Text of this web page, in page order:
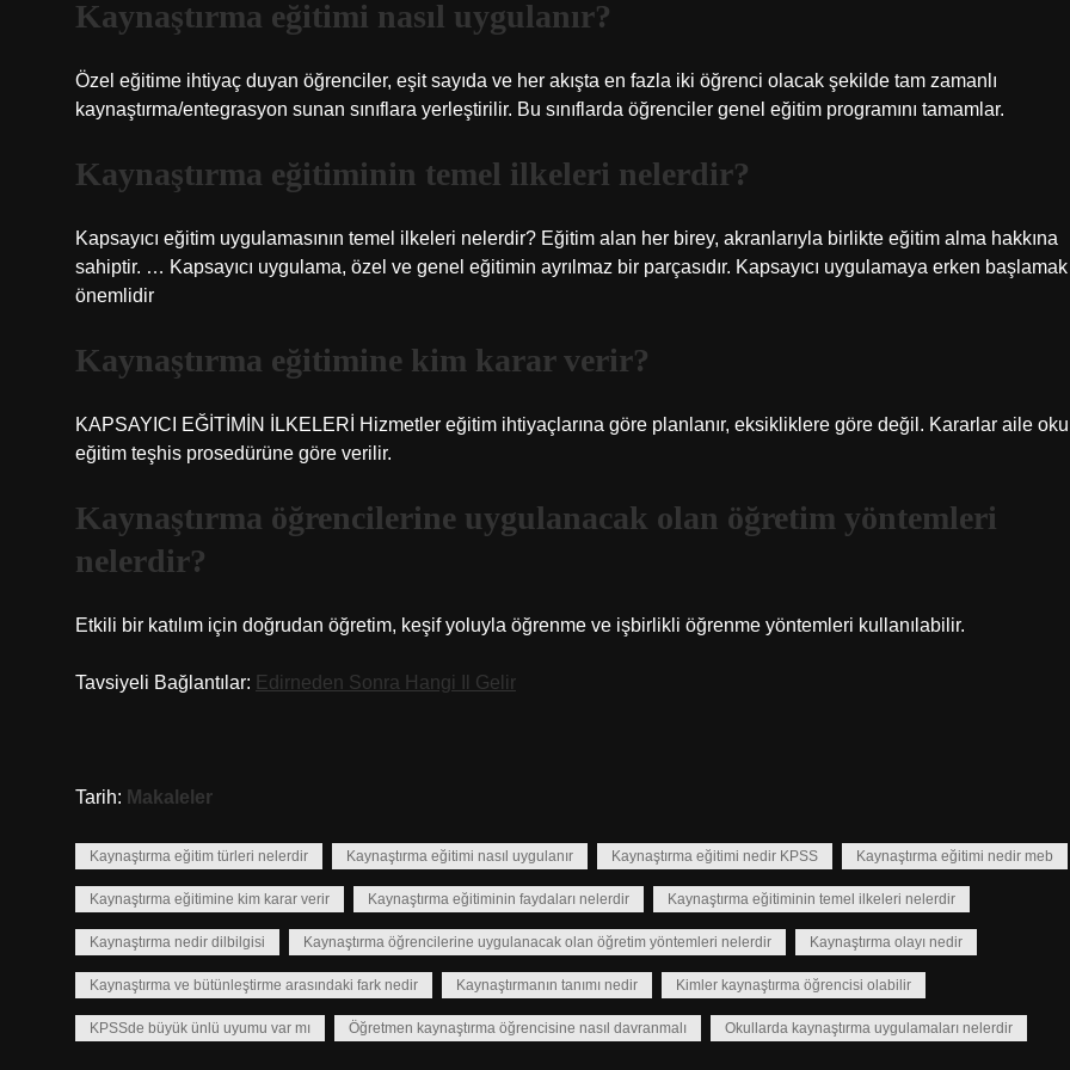
Kaynaştırma eğitimi nasıl uygulanır?
Özel eğitime ihtiyaç duyan öğrenciler, eşit sayıda ve her akışta en fazla iki öğrenci olacak şekilde tam zamanlı
kaynaştırma/entegrasyon sunan sınıflara yerleştirilir. Bu sınıflarda öğrenciler genel eğitim programını tamamlar.
Kaynaştırma eğitiminin temel ilkeleri nelerdir?
Kapsayıcı eğitim uygulamasının temel ilkeleri nelerdir? Eğitim alan her birey, akranlarıyla birlikte eğitim alma hakkına
sahiptir. … Kapsayıcı uygulama, özel ve genel eğitimin ayrılmaz bir parçasıdır. Kapsayıcı uygulamaya erken başlamak
önemlidir
Kaynaştırma eğitimine kim karar verir?
KAPSAYICI EĞİTİMİN İLKELERİ Hizmetler eğitim ihtiyaçlarına göre planlanır, eksikliklere göre değil. Kararlar aile
eğitim teşhis prosedürüne göre verilir.
Kaynaştırma öğrencilerine uygulanacak olan öğretim yöntemleri
nelerdir?
Etkili bir katılım için doğrudan öğretim, keşif yoluyla öğrenme ve işbirlikli öğrenme yöntemleri kullanılabilir.
Tavsiyeli Bağlantılar: Edirneden Sonra Hangi Il Gelir
Tarih: Makaleler
Kaynaştırma eğitim türleri nelerdir Kaynaştırma eğitimi nasıl uygulanır Kaynaştırma eğitimi nedir KPSS Kaynaştırma eğitimi nedir meb
Kaynaştırma eğitimine kim karar verir Kaynaştırma eğitiminin faydaları nelerdir Kaynaştırma eğitiminin temel ilkeleri nelerdir
Kaynaştırma nedir dilbilgisi Kaynaştırma öğrencilerine uygulanacak olan öğretim yöntemleri nelerdir Kaynaştırma olayı nedir
Kaynaştırma ve bütünleştirme arasındaki fark nedir Kaynaştırmanın tanımı nedir Kimler kaynaştırma öğrencisi olabilir
KPSSde büyük ünlü uyumu var mı Öğretmen kaynaştırma öğrencisine nasıl davranmalı Okullarda kaynaştırma uygulamaları nelerdir